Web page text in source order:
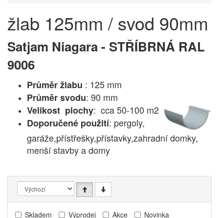
žlab 125mm / svod 90mm
Satjam Niagara - STŘÍBRNÁ RAL
9006
Průměr žlabu : 125 mm
Průměr svodu: 90 mm
Velikost plochy: cca 50-100 m2
Doporučené použití: pergoly,
garáže,přístřešky,přístavky,zahradní domky,
menší stavby a domy
Skladem Výprodej Akce Novinka